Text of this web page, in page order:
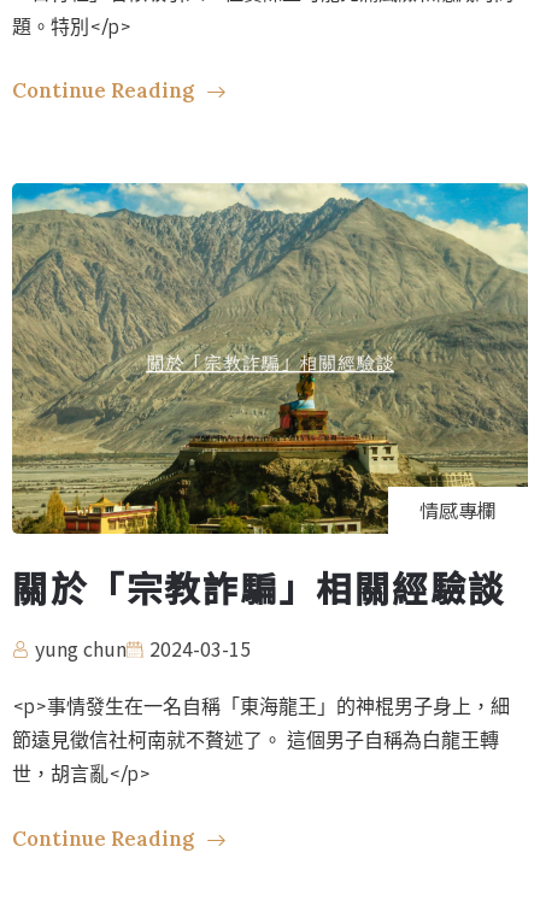
題。特別</p>
Continue Reading
情感專欄
關於「宗教詐騙」相關經驗談
yung chun 2024-03-15
<p>事情發生在一名自稱「東海龍王」的神棍男子身上，細
節遠見徵信社柯南就不贅述了。 這個男子自稱為白龍王轉
世，胡言亂</p>
Continue Reading